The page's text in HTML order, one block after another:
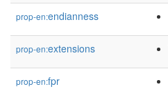
prop-en:endianness
prop-en:extensions
prop-en:fpr